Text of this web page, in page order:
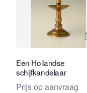
Een Hollandse
schijfkandelaar
Prijs op aanvraag